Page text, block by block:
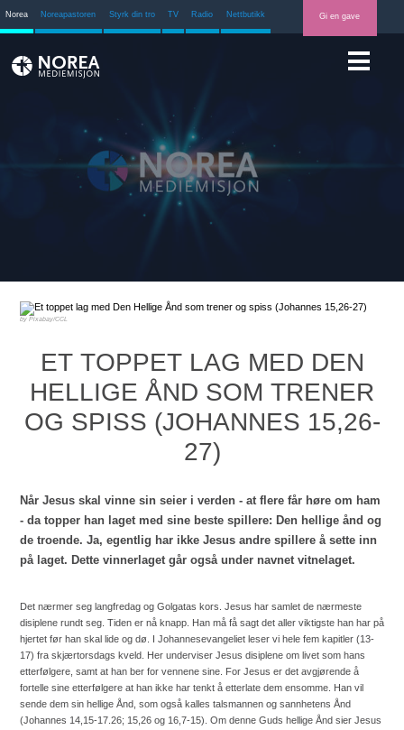
Norea Noreapastoren Styrk din tro TV Radio Nettbutikk Gi en gave
Pixabay/CCL
ET TOPPET LAG MED DEN
HELLIGE ÅND SOM TRENER
OG SPISS (JOHANNES 15,26-
27)
Når Jesus skal vinne sin seier i verden - at flere får høre om ham
- da topper han laget med sine beste spillere: Den hellige ånd og
de troende. Ja, egentlig har ikke Jesus andre spillere å sette inn
på laget. Dette vinnerlaget går også under navnet vitnelaget.
Det nærmer seg langfredag og Golgatas kors. Jesus har samlet de nærmeste
disiplene rundt seg. Tiden er nå knapp. Han må få sagt det aller viktigste han har på
hjertet før han skal lide og dø. I Johannesevangeliet leser vi hele fem kapitler (13-
17) fra skjærtorsdags kveld. Her underviser Jesus disiplene om livet som hans
etterfølgere, samt at han ber for vennene sine. For Jesus er det avgjørende å
fortelle sine etterfølgere at han ikke har tenkt å etterlate dem ensomme. Han vil
sende dem sin hellige Ånd, som også kalles talsmannen og sannhetens Ånd
(Johannes 14,15-17.26; 15,26 og 16,7-15). Om denne Guds hellige Ånd sier Jesus